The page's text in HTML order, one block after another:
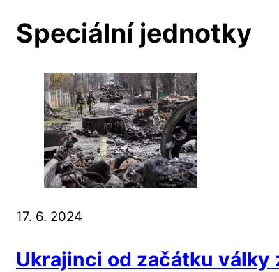
Speciální jednotky
17. 6. 2024
Ukrajinci od začátku